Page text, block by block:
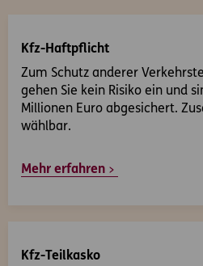
Kfz-Haftpflicht
Zum Schutz anderer
gehen Sie kein Risiko ein und
Millionen Euro abgesichert.
wählbar.
Mehr erfahren
Kfz-Teilkasko